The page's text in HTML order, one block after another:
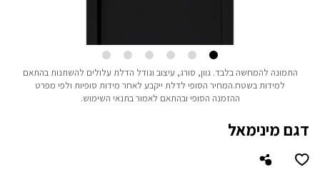
דגם מינימאל
התמונה להמחשה בלבד.גוון, סורג, עיצוב וגודל הדלת עלולים להשתנות בהתאם
למידות בשטח.המחיר הסופי לדלת ייקבע לאחר מידות סופיות ולפי מפרט
ההזמנה הסופי ובהתאם לאמור בתנאי השימוש.